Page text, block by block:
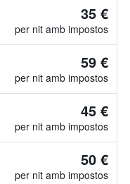
35 €
per nit amb impostos
59 €
per nit amb impostos
45 €
per nit amb impostos
50 €
per nit amb impostos